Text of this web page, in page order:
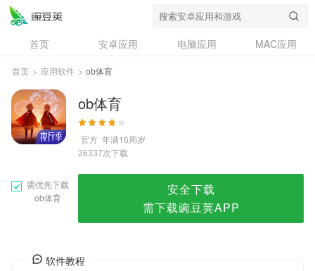
首页 安卓应用 电脑应用
MAC应用
资讯
专题
问答
首页 > 应用软件 > ob体育
ob体育
官方 年满16周岁
26337次下载
需优先下载
ob体育
安全下载
需下载豌豆荚APP
软件教程